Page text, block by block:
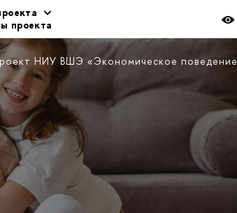
проекта
НИУ ВШЭ «Экономическое поведение